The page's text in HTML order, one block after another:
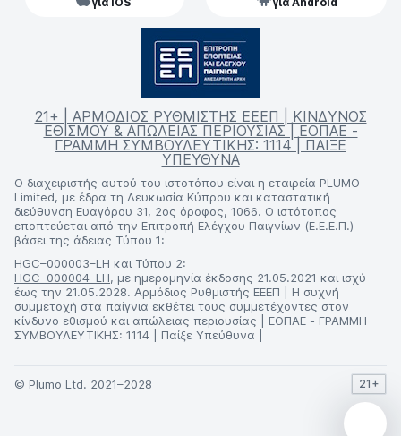
21+ | ΑΡΜΟΔΙΟΣ ΡΥΘΜΙΣΤΗΣ ΕΕΕΠ | ΚΙΝΔΥΝΟΣ
ΕΘΙΣΜΟΥ & ΑΠΩΛΕΙΑΣ ΠΕΡΙΟΥΣΙΑΣ | ΕΟΠΑΕ -
ΓΡΑΜΜΗ ΣΥΜΒΟΥΛΕΥΤΙΚΗΣ: 1114 | ΠΑΙΞΕ
ΥΠΕΥΘΥΝΑ
Ο διαχειριστής αυτού του ιστοτόπου είναι η εταιρεία PLUMO
Limited, με έδρα τη Λευκωσία Κύπρου και καταστατική
διεύθυνση Ευαγόρου 31, 2ος όροφος, 1066. Ο ιστότοπος
εποπτεύεται από την Επιτροπή Ελέγχου Παιγνίων (Ε.Ε.Ε.Π.)
βάσει της άδειας Τύπου 1:
HGC–000003–LH και Τύπου 2:
HGC–000004–LH, με ημερομηνία έκδοσης 21.05.2021 και ισχύ
έως την 21.05.2028. Αρμόδιος Ρυθμιστής ΕΕΕΠ | Η συχνή
συμμετοχή στα παίγνια εκθέτει τους συμμετέχοντες στον
κίνδυνο εθισμού και απώλειας περιουσίας | ΕΟΠΑΕ - ΓΡΑΜΜΗ
ΣΥΜΒΟΥΛΕΥΤΙΚΗΣ: 1114 | Παίξε Υπεύθυνα |
© Plumo Ltd. 2021–2028 21+